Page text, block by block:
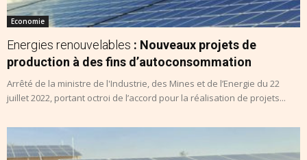
Economie
Energies renouvelables : Nouveaux projets de
production à des fins d’autoconsommation
Arrêté de la ministre de l'Industrie, des Mines et de l’Energie du 22
juillet 2022, portant octroi de l’accord pour la réalisation de projets...